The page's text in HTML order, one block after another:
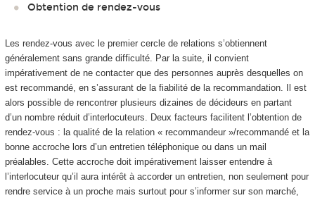
Obtention de rendez-vous
Les rendez-vous avec le premier cercle de relations s’obtiennent
généralement sans grande difficulté. Par la suite, il convient
impérativement de ne contacter que des personnes auprès desquelles on
est recommandé, en s’assurant de la fiabilité de la recommandation. Il est
alors possible de rencontrer plusieurs dizaines de décideurs en partant
d’un nombre réduit d’interlocuteurs. Deux facteurs facilitent l’obtention de
rendez-vous : la qualité de la relation « recommandeur »/recommandé et la
bonne accroche lors d’un entretien téléphonique ou dans un mail
préalables. Cette accroche doit impérativement laisser entendre à
l’interlocuteur qu’il aura intérêt à accorder un entretien, non seulement pour
rendre service à un proche mais surtout pour s’informer sur son marché,